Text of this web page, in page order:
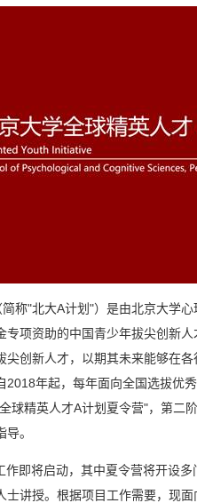
称"北大A计划"）是由北京大学
专项资助的中国青少年拔尖创新
尖创新人才，以期其未来能够在
2018年起，每年面向全国选拔优
球精英人才A计划夏令营"，第二
。
作即将启动，其中夏令营将开设
士讲授。根据项目工作需要，现